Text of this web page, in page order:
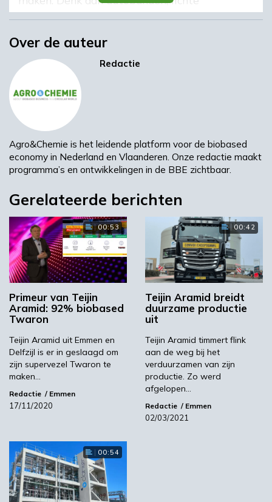
vrachtcontainers, maar ook
brandweermannen. Momenteel gebruikt Teijin
Aramid fossiele grondstoffen, waarvoor nog
geen duurzame alternatieven bestaan.
Groene grondstof
Om een groene grondstof te ontwikkelen,
werkt Teijin Aramid samen met het bedrijf
BioBTX in Groningen. Dit bedrijf ontwikkelde
een duurzame technologie die hernieuwbare
bronnen, zoals biomassa en restproducten, kan
omzetten in chemische bronnen, voornamelijk
benzeen, tolueen en xyleen (BTX).
BioBTX opende onlangs een proeffabriek om
Innovatiehal op de Zernike Campus in
Groningen. Op basis van deze aromaten gaat
chemiebedrijf Syncom specifieke bouwstenen
produceren. Het polymeer en de vezels
worden gemaakt in het onderzoekscentrum
van Teijin Aramid in Arnhem, op basis van de
processen in Delfzijl en Emmen.
Erkenning
De provincies Drenthe en Groningen en
Chemport Europe ondersteunen dit initiatief.
Over de auteur
Redactie
Agro&Chemie is het leidende platform voor de biobased
economy in Nederland en Vlaanderen. Onze redactie maakt
programma’s en ontwikkelingen in de BBE zichtbaar.
Gerelateerde berichten
00:53
Primeur van Teijin
Aramid: 92% biobased
Twaron
Teijin Aramid uit Emmen en
Delfzijl is er in geslaagd om
zijn supervezel Twaron te
maken…
Redactie Emmen
17/11/2020
00:42
Teijin Aramid breidt
duurzame productie
uit
Teijin Aramid timmert flink
aan de weg bij het
verduurzamen van zijn
productie. Zo werd
afgelopen…
Redactie Emmen
02/03/2021
00:54